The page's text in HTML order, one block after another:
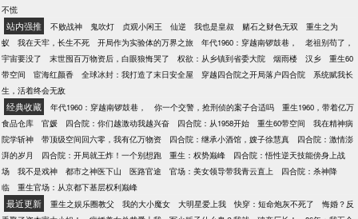
不慌
站内强推 不败战神 鬼吹灯 贞观小闲王 仙逆 我也是皇叔 赌石之财色无双
重生之为
蚁
我在天牢，长生不死 开局作为实验体的万界之旅 年代1960：穿越南锣鼓巷，
老祖别苟了，
宇宙要没了
末世囤百万物资后，白眼狼悔哭了 权欲：从乡镇到省委大院 烟雨楼 汉乡
重生60
带空间
宦海红颜香 全球冰封：我打造了末日安全屋 穿越四合院之开局落户四合院
系统赋我长
生，活着终会无敌
经典收藏 年代1960：穿越南锣鼓巷， 你一个交警，抢刑侦的案子合适吗
重生1960，带着亿万
食品仓库
官媛 四合院：你们越激动我越兴奋 四合院：从1958开始 重生60带空间
我在精神病
院学斩神
带顶级空间回六零，我有亿万物资 四合院：继承小酒馆，嫂子徐慧真
四合院：激情澎
湃的岁月
四合院：开局就王炸！一个别想跑 重生：权势巅峰
四合院：悟性逆天技能傍身上战
场
我不是戏神 都市之神医下山 医路官途 官场：美女领导带我青云直上
四合院：杀神降
临
重生官场：从京都下基层权利巅峰
最近更新 重生之娱乐圈教父 我的大小魔女 大明星爱上我 快穿：短命炮灰不死了
悔婚？反